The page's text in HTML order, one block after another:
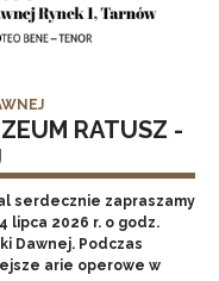
RATUSZ -
serdecznie zapraszamy
lipca 2026 r. o godz.
Dawnej. Podczas
arie operowe w